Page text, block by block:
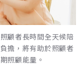
顧者長時間全天候陪
擔，將有助於照顧者
照顧能量。